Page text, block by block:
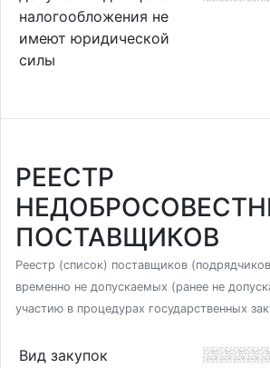
налогообложения не
имеют юридической
силы
РЕЕСТР
ПОСТАВЩИКОВ
Реестр (список) поставщиков
временно не допускаемых (ранее не
участию в процедурах государственных
Вид закупок